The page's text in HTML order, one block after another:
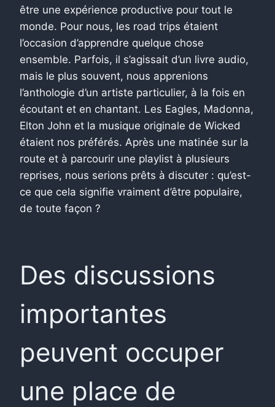
être une expérience productive pour tout le
monde. Pour nous, les road trips étaient
l’occasion d’apprendre quelque chose
ensemble. Parfois, il s’agissait d’un livre audio,
mais le plus souvent, nous apprenions
l’anthologie d’un artiste particulier, à la fois en
écoutant et en chantant. Les Eagles, Madonna,
Elton John et la musique originale de Wicked
étaient nos préférés. Après une matinée sur la
route et à parcourir une playlist à plusieurs
reprises, nous serions prêts à discuter : qu’est-
ce que cela signifie vraiment d’être populaire,
de toute façon ?
Des discussions
importantes
peuvent occuper
une place de